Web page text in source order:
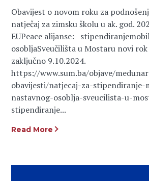
Obavijest o novom roku za
natječaj za zimsku školu u ak. god.
EUPeace alijanse:
osobljaSveučilišta u Mostaru novi rok
zaključno 9.10.2024.
https://www.sum.ba/objave/
obavijesti/natjecaj-za-
nastavnog-osoblja-sveucilista-u-
stipendiranje...
Read More